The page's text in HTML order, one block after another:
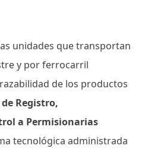
unidades que transportan
y por ferrocarril
de los productos
Registro,
a Permisionarias
tecnológica administrada